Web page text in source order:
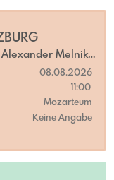
Klavier (Mozart)
08.08.2026
11:00
Mozarteum
Keine Angabe